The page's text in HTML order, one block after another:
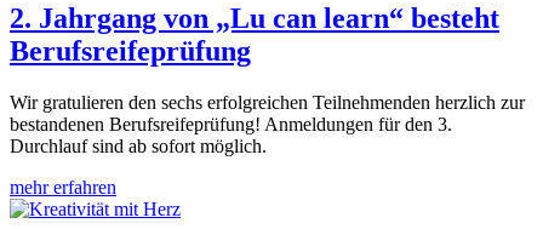
2. Jahrgang von „Lu can learn“ besteht
Berufsreifeprüfung
Wir gratulieren den sechs erfolgreichen Teilnehmenden herzlich zur
bestandenen Berufsreifeprüfung! Anmeldungen für den 3.
Durchlauf sind ab sofort möglich.
mehr erfahren